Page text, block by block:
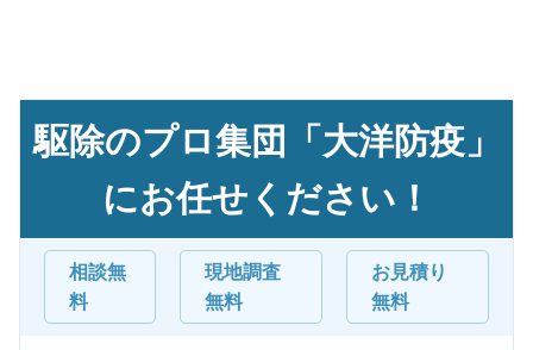
駆除のプロ集団「大洋防疫」
にお任せください！
相談無
料
現地調査
無料
お見積り
無料